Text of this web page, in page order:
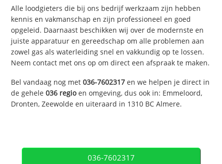
Alle loodgieters die bij ons bedrijf werkzaam zijn hebben
kennis en vakmanschap en zijn professioneel en goed
opgeleid. Daarnaast beschikken wij over de modernste en
juiste apparatuur en gereedschap om alle problemen aan
zowel gas als waterleiding snel en vakkundig op te lossen.
Neem contact met ons op om direct een afspraak te maken.
Bel vandaag nog met036-7602317 en we helpen je direct in
de gehele036 regioen omgeving, dus ook in: Emmeloord,
Dronten, Zeewolde en uiteraard in 1310 BC Almere.
036-7602317